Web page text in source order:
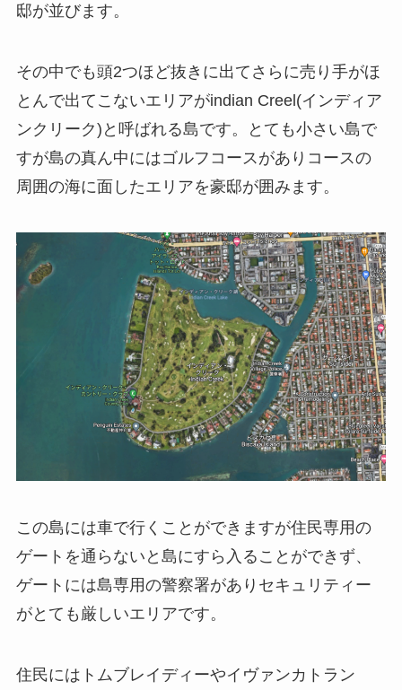
邸が並びます。
その中でも頭2つほど抜きに出てさらに売り手がほ
とんで出てこないエリアがindian Creel(インディア
ンクリーク)と呼ばれる島です。とても小さい島で
すが島の真ん中にはゴルフコースがありコースの
周囲の海に面したエリアを豪邸が囲みます。
この島には車で行くことができますが住民専用の
ゲートを通らないと島にすら入ることができず、
ゲートには島専用の警察署がありセキュリティー
がとても厳しいエリアです。
住民にはトムブレイディーやイヴァンカトラン